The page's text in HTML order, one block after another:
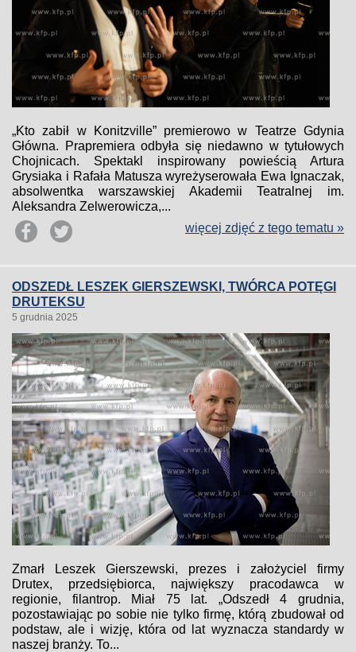
„Kto zabił w Konitzville” premierowo w Teatrze Gdynia
Główna. Prapremiera odbyła się niedawno w tytułowych
Chojnicach. Spektakl inspirowany powieścią Artura
Grysiaka i Rafała Matusza wyreżyserowała Ewa Ignaczak,
absolwentka warszawskiej Akademii Teatralnej im.
Aleksandra Zelwerowicza,...
więcej zdjęć z tego tematu »
ODSZEDŁ LESZEK GIERSZEWSKI, TWÓRCA POTĘGI
DRUTEKSU
5 grudnia 2025
Zmarł Leszek Gierszewski, prezes i założyciel firmy
Drutex, przedsiębiorca, największy pracodawca w
regionie, filantrop. Miał 75 lat. „Odszedł 4 grudnia,
pozostawiając po sobie nie tylko firmę, którą zbudował od
podstaw, ale i wizję, która od lat wyznacza standardy w
naszej branży. To...